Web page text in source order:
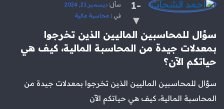
محاسب
أسئلة
-1
سأل: ديسمبر 21, 2024
في : محاسبة مالية
حياتكم الآن؟
سؤال للمحاسبين الماليين الذين تخرجوا بمعدلات جيدة من
المحاسبة المالية، كيف هي حياتكم الآن